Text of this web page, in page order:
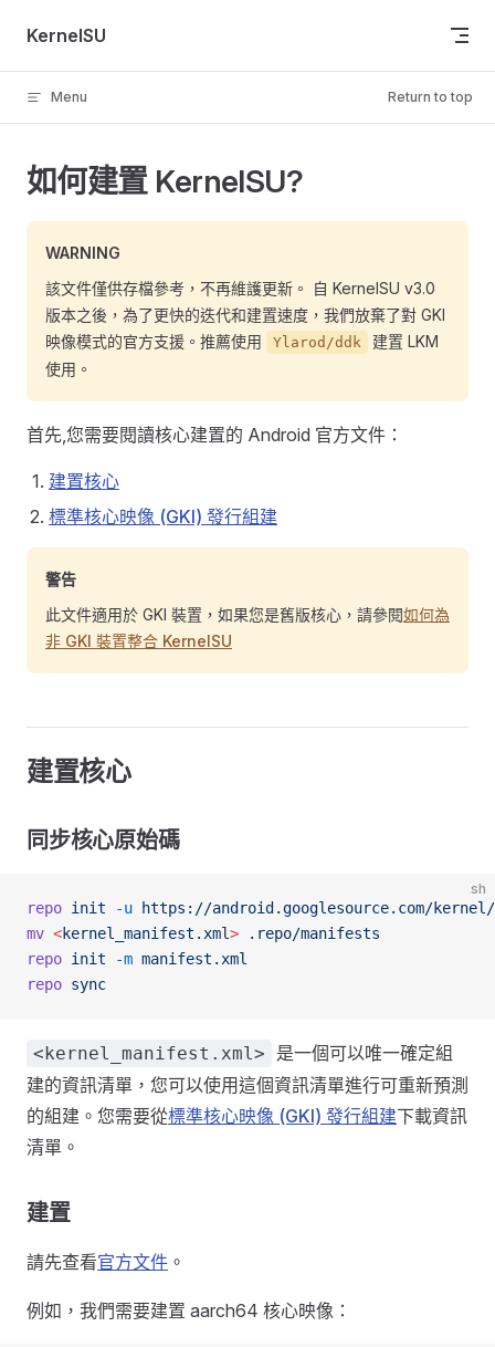
Skip to content
KernelSU
Menu Return to top
如何建置 KernelSU?
WARNING
該文件僅供存檔參考，不再維護更新。 自 KernelSU v3.0
版本之後，為了更快的迭代和建置速度，我們放棄了對 GKI
映像模式的官方支援。推薦使用
Ylarod/ddk
建置 LKM
使用。
首先,您需要閱讀核心建置的 Android 官方文件：
建置核心
標準核心映像 (GKI) 發行組建
警告
此文件適用於 GKI 裝置，如果您是舊版核心，請參閱如何為
非 GKI 裝置整合 KernelSU
建置核心
同步核心原始碼
sh
repo init -u https://android.googlesource.com/
mv <kernel_manifest.xml> .repo/manifests
repo init -m manifest.xml
repo sync
<kernel_manifest.xml>
是一個可以唯一確定組
建的資訊清單，您可以使用這個資訊清單進行可重新預測
的組建。您需要從標準核心映像 (GKI) 發行組建下載資訊
清單。
建置
請先查看官方文件 。
例如，我們需要建置 aarch64 核心映像：